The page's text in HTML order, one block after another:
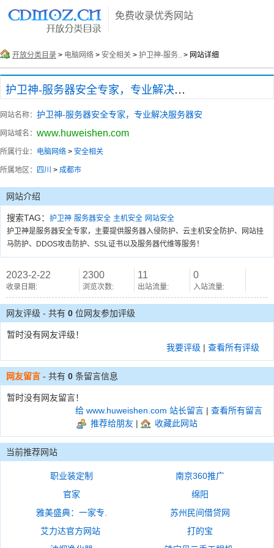
免费收录优秀网站
开放分类目录 > 电脑网络 > 安全相关 > 护卫神-服务.. > 网站详细
护卫神-服务器安全专家，专业解决服务器安
网站名称： 护卫神-服务器安全专家，专业解决服务器安
网站域名： www.huweishen.com
所属行业： 电脑网络 > 安全相关
所属地区： 四川 > 成都市
网站介绍
搜索TAG： 护卫神 服务器安全 主机安全 网站安全
护卫神是服务器安全专家，主要提供服务器入侵防护、云主机安全防护、网站挂
马防护、DDOS攻击防护、SSL证书以及服务器代维等服务！
2023-2-22
收录日期:
2300
浏览次数:
11
出站流量:
0
入站流量:
网友评级 - 共有 0 位网友参加评级
暂时没有网友评级！
我要评级 | 查看所有评级
网友留言 - 共有 0 条留言信息
暂时没有网友留言！
给 www.huweishen.com 站长留言 | 查看所有留言
推荐给朋友 | 收藏此网站
当前推荐网站
职业装定制
南京360推广
官家
绵阳
雅美盛典：一家专.
苏州民间借贷网
艾力达官方网站
打的宝